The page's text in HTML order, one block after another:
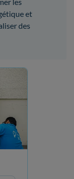
et
des